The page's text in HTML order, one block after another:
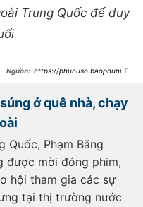
Trung Quốc để duy
https://phunuso.baophunuth
chanh-va-cach-hanh-xu-chuyen-
nghiep-chuan-sao-hang-a-
193231201102425978.htm
ở quê nhà, chạy
Quốc, Phạm Băng
được mời đóng phim,
hội tham gia các sự
tại thị trường nước